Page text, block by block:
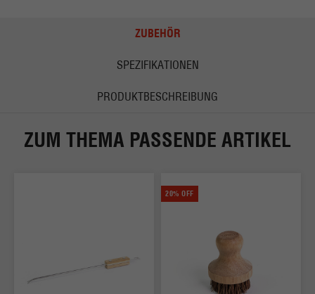
ZUBEHÖR
SPEZIFIKATIONEN
PRODUKTBESCHREIBUNG
ZUM THEMA PASSENDE ARTIKEL
20% OFF